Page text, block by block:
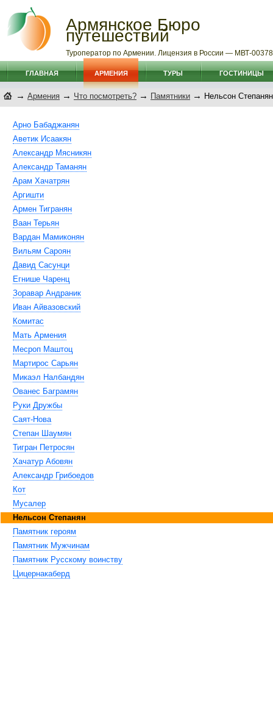
Армянское Бюро
путешествий
Туроператор по Армении. Лицензия в России — МВТ-
ГЛАВНАЯ АРМЕНИЯ ТУРЫ ГОСТИНИЦЫ
→ Армения → Что посмотреть? → Памятники → Нельсон Степанян
Арно Бабаджанян
Аветик Исаакян
Александр Мясникян
Александр Таманян
Арам Хачатрян
Аргишти
Армен Тигранян
Ваан Терьян
Вардан Мамиконян
Вильям Сароян
Давид Сасунци
Егнише Чаренц
Зоравар Андраник
Иван Айвазовский
Комитас
Мать Армения
Месроп Маштоц
Мартирос Сарьян
Микаэл Налбандян
Ованес Баграмян
Руки Дружбы
Саят-Нова
Степан Шаумян
Тигран Петросян
Хачатур Абовян
Александр Грибоедов
Кот
Мусалер
Нельсон Степанян
Памятник героям
Памятник Мужчинам
Памятник Русскому воинству
Цицернакаберд